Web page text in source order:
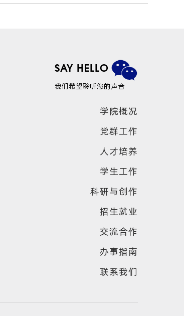
SAY HELLO
我们希望聆听您的声音
学院概况
党群工作
人才培养
学生工作
科研与创作
招生就业
交流合作
办事指南
联系我们